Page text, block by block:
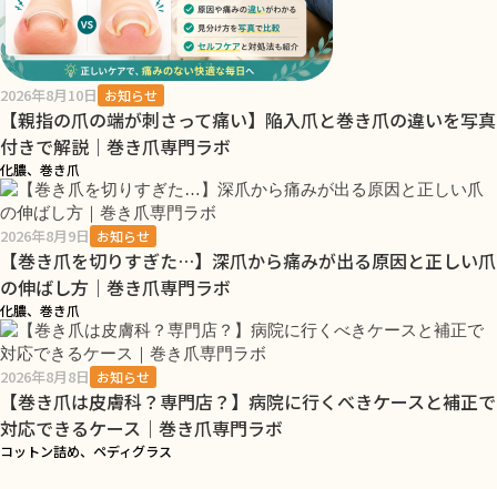
2026年8月10日 お知らせ
【親指の爪の端が刺さって痛い】陥入爪と巻き爪の違いを写真
付きで解説｜巻き爪専門ラボ
化膿、巻き爪
2026年8月9日 お知らせ
【巻き爪を切りすぎた…】深爪から痛みが出る原因と正しい爪
の伸ばし方｜巻き爪専門ラボ
化膿、巻き爪
2026年8月8日 お知らせ
【巻き爪は皮膚科？専門店？】病院に行くべきケースと補正で
対応できるケース｜巻き爪専門ラボ
コットン詰め、ペディグラス